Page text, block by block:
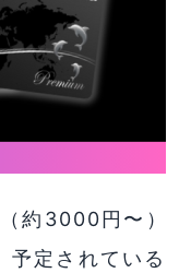
約3000円〜）
予定されている